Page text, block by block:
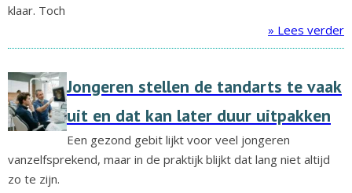
klaar. Toch
» Lees verder
Jongeren stellen de tandarts te vaak
uit en dat kan later duur uitpakken
Een gezond gebit lijkt voor veel jongeren
vanzelfsprekend, maar in de praktijk blijkt dat lang niet altijd
zo te zijn.